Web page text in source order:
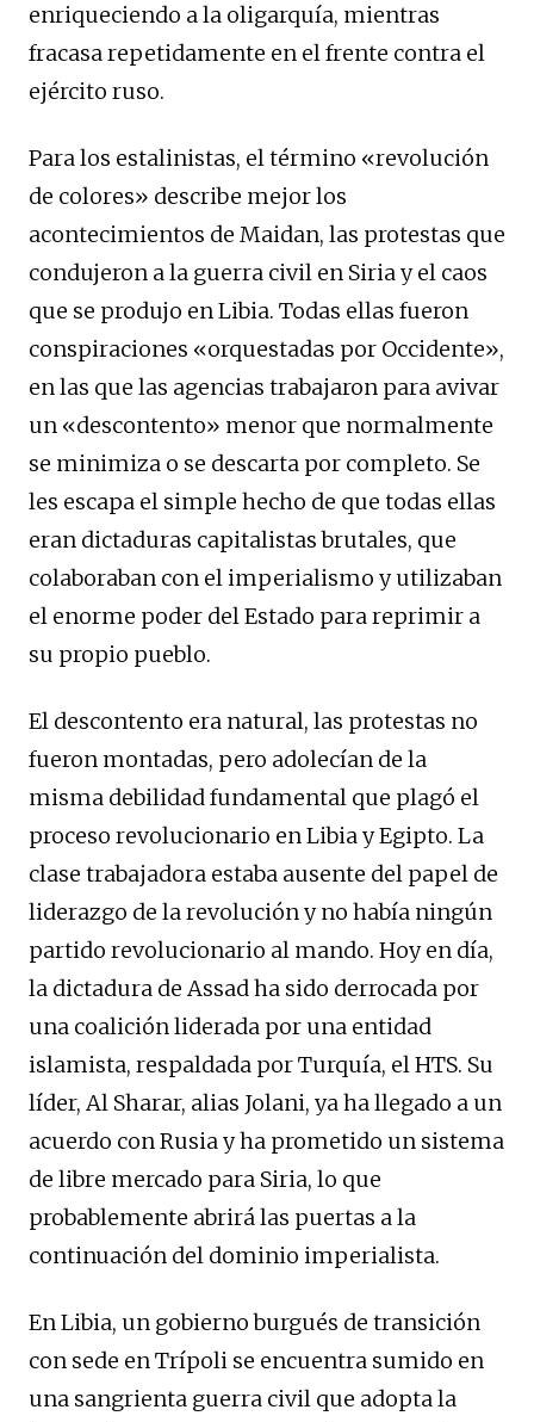
enriqueciendo a la oligarquía, mientras
fracasa repetidamente en el frente contra el
ejército ruso.
Para los estalinistas, el término «revolución
de colores» describe mejor los
acontecimientos de Maidan, las protestas que
condujeron a la guerra civil en Siria y el caos
que se produjo en Libia. Todas ellas fueron
conspiraciones «orquestadas por Occidente»,
en las que las agencias trabajaron para avivar
un «descontento» menor que normalmente
se minimiza o se descarta por completo. Se
les escapa el simple hecho de que todas ellas
eran dictaduras capitalistas brutales, que
colaboraban con el imperialismo y utilizaban
el enorme poder del Estado para reprimir a
su propio pueblo.
El descontento era natural, las protestas no
fueron montadas, pero adolecían de la
misma debilidad fundamental que plagó el
proceso revolucionario en Libia y Egipto. La
clase trabajadora estaba ausente del papel de
liderazgo de la revolución y no había ningún
partido revolucionario al mando. Hoy en día,
la dictadura de Assad ha sido derrocada por
una coalición liderada por una entidad
islamista, respaldada por Turquía, el HTS. Su
líder, Al Sharar, alias Jolani, ya ha llegado a un
acuerdo con Rusia y ha prometido un sistema
de libre mercado para Siria, lo que
probablemente abrirá las puertas a la
continuación del dominio imperialista.
En Libia, un gobierno burgués de transición
con sede en Trípoli se encuentra sumido en
una sangrienta guerra civil que adopta la